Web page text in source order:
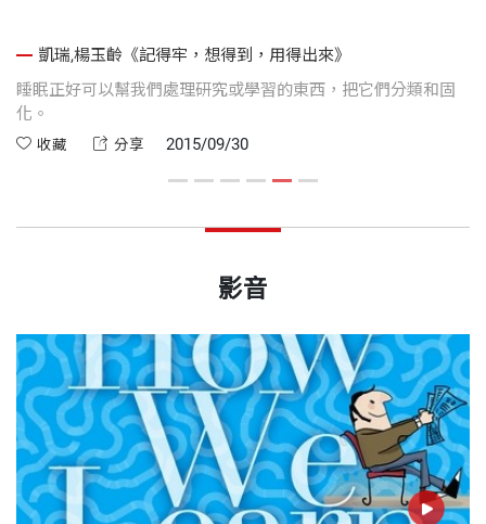
凱瑞,楊玉齡《記得牢，想得到，用得出來》
睡眠正好可以幫我們處理研究或學習的東西，把它們分類和固
化。
收藏 分享 2015/09/30
影音